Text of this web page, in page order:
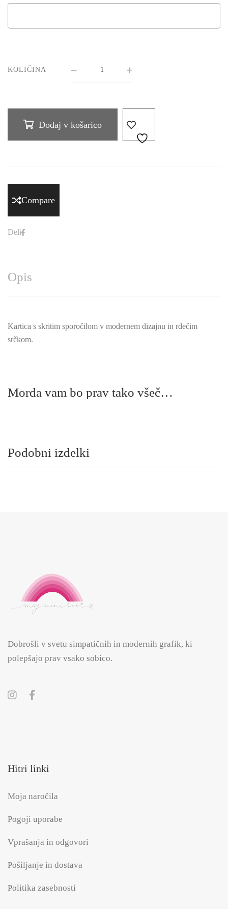
KOLIČINA
Dodaj v košarico
Compare
Deli
Opis
Kartica s skritim sporočilom v modernem dizajnu in rdečim
srčkom.
Morda vam bo prav tako všeč…
Podobni izdelki
Dobrošli v svetu simpatičnih in modernih grafik, ki
polepšajo prav vsako sobico.
Hitri linki
Moja naročila
Pogoji uporabe
Vprašanja in odgovori
Pošiljanje in dostava
Politika zasebnosti